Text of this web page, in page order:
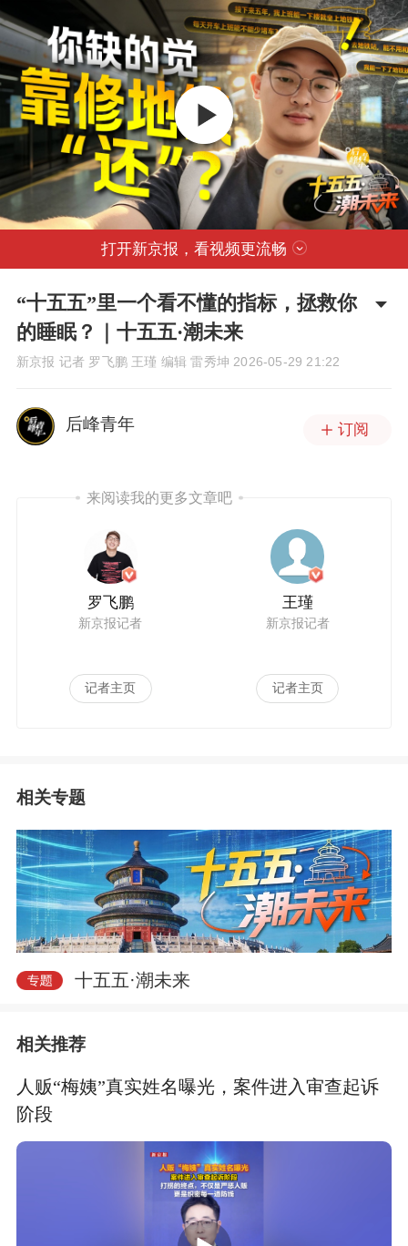
打开新京报，看视频更流畅
“十五五”里一个看不懂的指标，拯救你
的睡眠？｜十五五·潮未来
新京报 记者 罗飞鹏 王瑾 编辑 雷秀坤 2026-05-29 21:22
后峰青年 订阅
来阅读我的更多文章吧
罗飞鹏
新京报记者
记者主页
王瑾
新京报记者
记者主页
相关专题
十五五·潮未来
相关推荐
人贩“梅姨”真实姓名曝光，案件进入审查起诉
阶段